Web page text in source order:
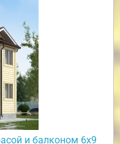
и балконом 6х9